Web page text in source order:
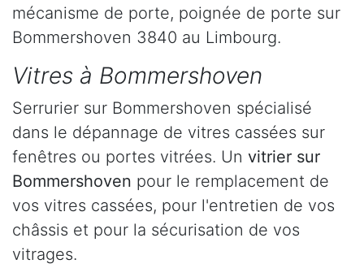
mécanisme de porte, poignée de porte sur
Bommershoven 3840 au Limbourg.
Vitres à Bommershoven
Serrurier sur Bommershoven spécialisé
dans le dépannage de vitres cassées sur
fenêtres ou portes vitrées. Un vitrier sur
Bommershoven pour le remplacement de
vos vitres cassées, pour l'entretien de vos
châssis et pour la sécurisation de vos
vitrages.